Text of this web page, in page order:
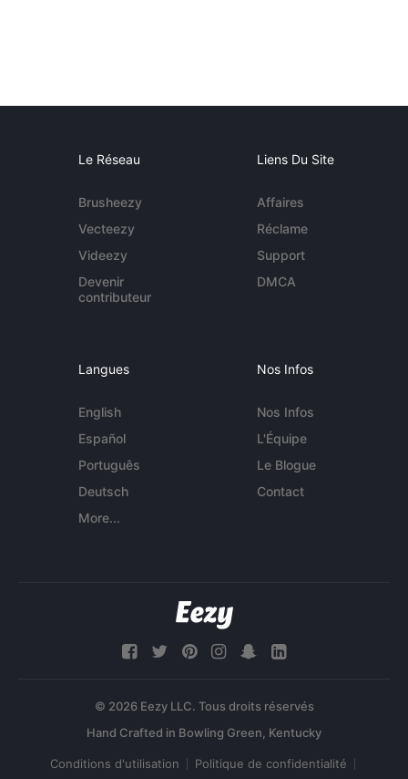
Le Réseau
Brusheezy
Vecteezy
Videezy
Devenir
contributeur
Liens Du Site
Affaires
Réclame
Support
DMCA
Langues
English
Español
Português
Deutsch
More...
Nos Infos
Nos Infos
L'Équipe
Le Blogue
Contact
© 2026 Eezy LLC. Tous droits réservés
Conditions d'utilisation Politique de confidentialité